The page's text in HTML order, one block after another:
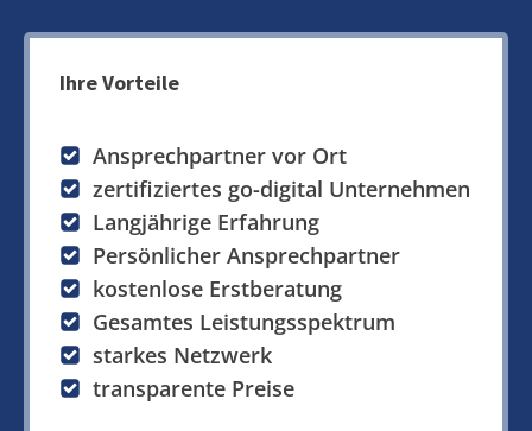
Ihre Vorteile
Ansprechpartner vor Ort
zertifiziertes go-digital Unternehmen
Langjährige Erfahrung
Persönlicher Ansprechpartner
kostenlose Erstberatung
Gesamtes Leistungsspektrum
starkes Netzwerk
transparente Preise